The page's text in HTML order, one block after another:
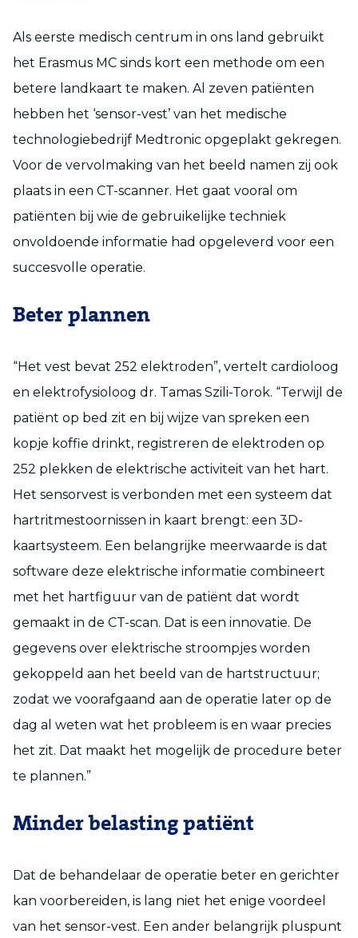
Als eerste medisch centrum in ons land gebruikt
het Erasmus MC sinds kort een methode om een
betere landkaart te maken. Al zeven patiënten
hebben het ‘sensor-vest’ van het medische
technologiebedrijf Medtronic opgeplakt gekregen.
Voor de vervolmaking van het beeld namen zij ook
plaats in een CT-scanner. Het gaat vooral om
patiënten bij wie de gebruikelijke techniek
onvoldoende informatie had opgeleverd voor een
succesvolle operatie.
Beter plannen
“Het vest bevat 252 elektroden”, vertelt cardioloog
en elektrofysioloog dr. Tamas Szili-Torok. “Terwijl de
patiënt op bed zit en bij wijze van spreken een
kopje koffie drinkt, registreren de elektroden op
252 plekken de elektrische activiteit van het hart.
Het sensorvest is verbonden met een systeem dat
hartritmestoornissen in kaart brengt: een 3D-
kaartsysteem. Een belangrijke meerwaarde is dat
software deze elektrische informatie combineert
met het hartfiguur van de patiënt dat wordt
gemaakt in de CT-scan. Dat is een innovatie. De
gegevens over elektrische stroompjes worden
gekoppeld aan het beeld van de hartstructuur;
zodat we voorafgaand aan de operatie later op de
dag al weten wat het probleem is en waar precies
het zit. Dat maakt het mogelijk de procedure beter
te plannen.”
Minder belasting patiënt
Dat de behandelaar de operatie beter en gerichter
kan voorbereiden, is lang niet het enige voordeel
van het sensor-vest. Een ander belangrijk pluspunt